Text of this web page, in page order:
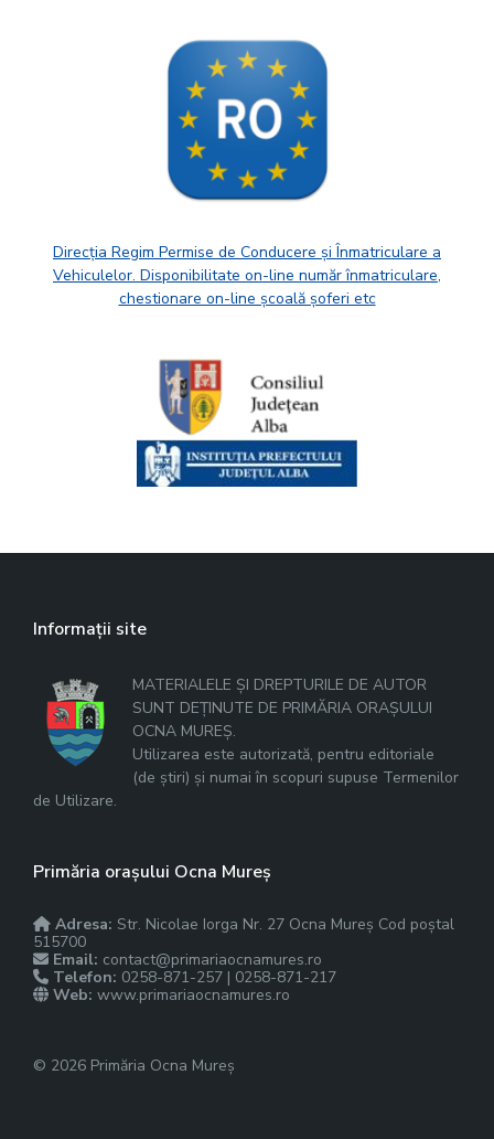
Direcția Regim Permise de Conducere și Înmatriculare a
Vehiculelor. Disponibilitate on-line număr înmatriculare,
chestionare on-line școală șoferi etc
Informații site
MATERIALELE ȘI DREPTURILE DE AUTOR
SUNT DEȚINUTE DE PRIMĂRIA ORAȘULUI
OCNA MUREȘ.
Utilizarea este autorizată, pentru editoriale
(de știri) și numai în scopuri supuse Termenilor
de Utilizare.
Primăria orașului Ocna Mureș
Adresa: Str. Nicolae Iorga Nr. 27 Ocna Mureș Cod poștal
515700
Email: contact@primariaocnamures.ro
Telefon: 0258-871-257 | 0258-871-217
Web: www.primariaocnamures.ro
© 2026 Primăria Ocna Mureș